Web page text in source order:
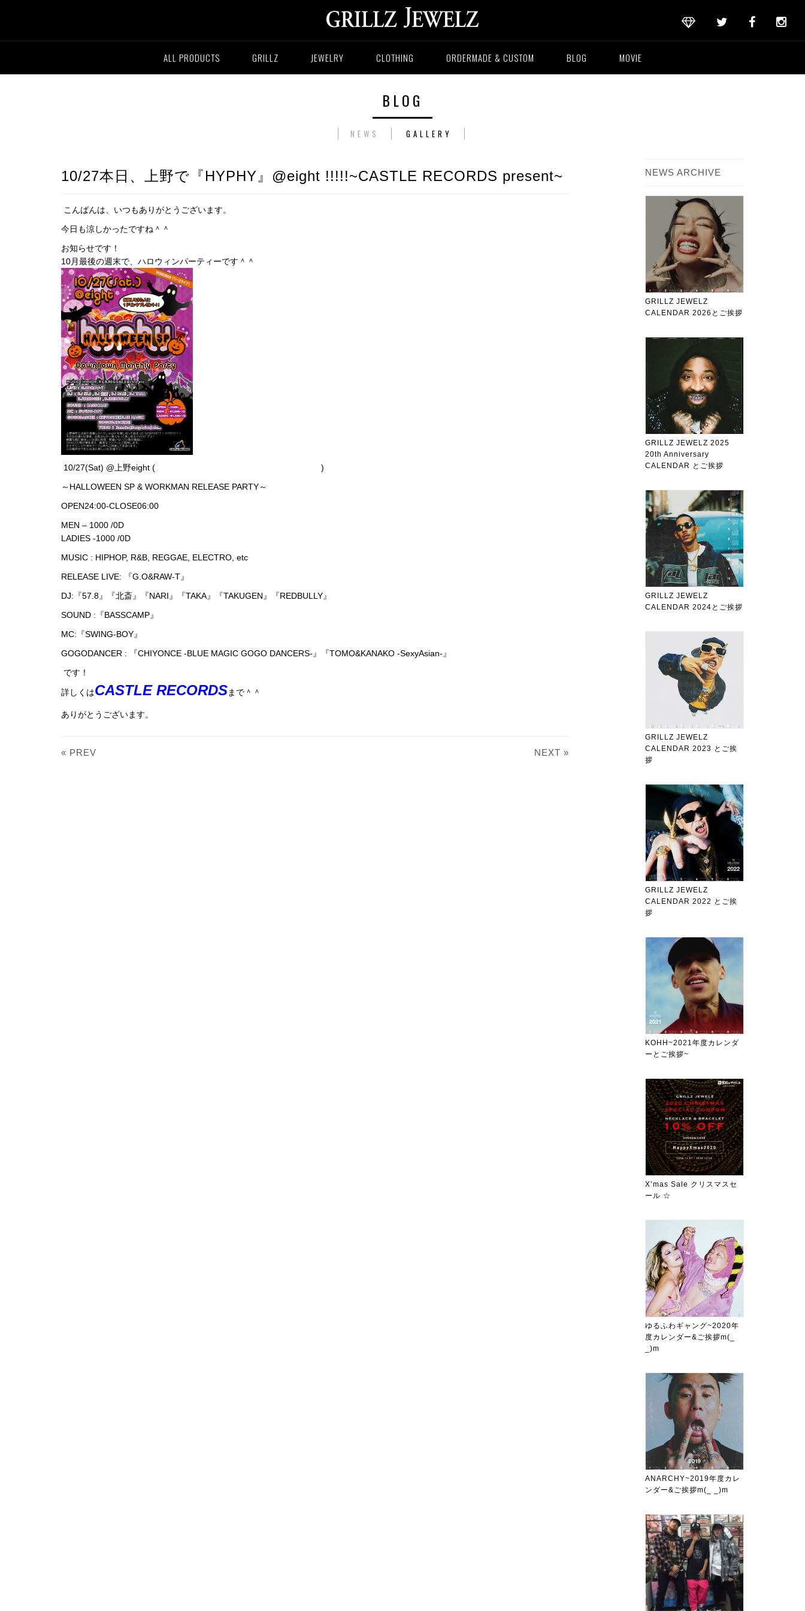
ALL PRODUCTS GRILLZ JEWELRY CLOTHING ORDERMADE & CUSTOM BLOG MOVIE
BLOG
NEWS GALLERY
10/27本日、上野で『HYPHY』@eight !!!!!~CASTLE RECORDS present~
こんばんは、いつもありがとうございます。
今日も涼しかったですね＾＾
お知らせです！
10月最後の週末で、ハロウィンパーティーです＾＾
10/27(Sat) @上野eight (
)
～HALLOWEEN SP & WORKMAN RELEASE PARTY～
OPEN24:00-CLOSE06:00
MEN – 1000 /0D
LADIES -1000 /0D
MUSIC : HIPHOP, R&B, REGGAE, ELECTRO, etc
RELEASE LIVE: 『G.O&RAW-T』
DJ:『57.8』『北斎』『NARI』『TAKA』『TAKUGEN』『REDBULLY』
SOUND :『BASSCAMP』
MC:『SWING-BOY』
GOGODANCER : 『CHIYONCE -BLUE MAGIC GOGO DANCERS-』『TOMO&KANAKO -SexyAsian-』
です！
詳しくはCASTLE RECORDSまで＾＾
ありがとうございます。
« PREV NEXT »
NEWS ARCHIVE
GRILLZ JEWELZ
CALENDAR 2026とご挨拶
GRILLZ JEWELZ 2025
20th Anniversary
CALENDAR とご挨拶
GRILLZ JEWELZ
CALENDAR 2024とご挨拶
GRILLZ JEWELZ
CALENDAR 2023 とご挨
拶
GRILLZ JEWELZ
CALENDAR 2022 とご挨
拶
KOHH~2021年度カレンダ
ーとご挨拶~
X’mas Sale クリスマスセ
ール ☆
ゆるふわギャング~2020年
度カレンダー&ご挨拶m(_
_)m
ANARCHY~2019年度カレ
ンダー&ご挨拶m(_ _)m